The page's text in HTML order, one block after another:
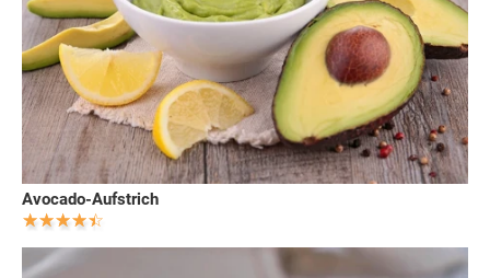
Avocado-Aufstrich